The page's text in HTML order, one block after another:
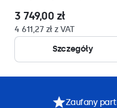
3 749,00 zł
4 611,27 zł z VAT
Szczegóły
Zaufany